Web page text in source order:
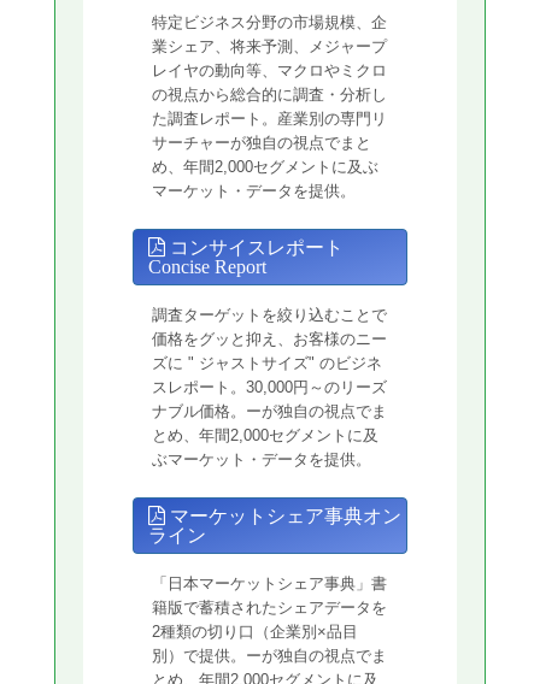
特定ビジネス分野の市場規模、企
業シェア、将来予測、メジャープ
レイヤの動向等、マクロやミクロ
の視点から総合的に調査・分析し
た調査レポート。産業別の専門リ
サーチャーが独自の視点でまと
め、年間2,000セグメントに及ぶ
マーケット・データを提供。
コンサイスレポート
Concise Report
調査ターゲットを絞り込むことで
価格をグッと抑え、お客様のニー
ズに " ジャストサイズ" のビジネ
スレポート。30,000円～のリーズ
ナブル価格。ーが独自の視点でま
とめ、年間2,000セグメントに及
ぶマーケット・データを提供。
マーケットシェア事典オン
ライン
「日本マーケットシェア事典」書
籍版で蓄積されたシェアデータを
2種類の切り口（企業別×品目
別）で提供。ーが独自の視点でま
とめ、年間2,000セグメントに及